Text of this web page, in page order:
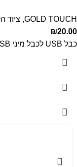
GOLD TOUCH
, ציוד
₪20.00
כבל USB לכבל מיני USB באורך של 1.8 מטר